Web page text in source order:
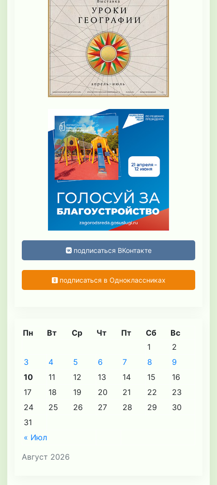
подписаться ВКонтакте
подписаться в Одноклассниках
Август 2026
Пн Вт Ср Чт Пт Сб Вс
« Июл
1
2
3
4 5 6 7 8
9
10
11 12 13 14 15
16
17
18 19 20 21 22
23
24
25 26 27 28 29
30
31